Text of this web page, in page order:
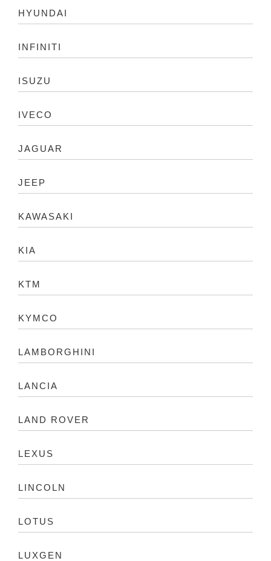
HYUNDAI
INFINITI
ISUZU
IVECO
JAGUAR
JEEP
KAWASAKI
KIA
KTM
KYMCO
LAMBORGHINI
LANCIA
LAND ROVER
LEXUS
LINCOLN
LOTUS
LUXGEN